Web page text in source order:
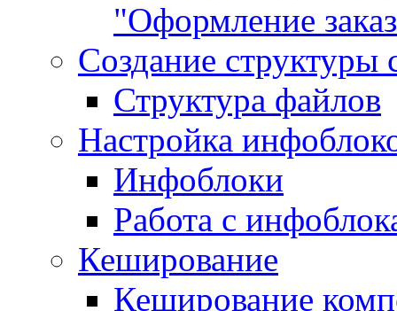
"Оформление
Создание структуры
Структура файлов
Настройка
Инфоблоки
Работа с
Кеширование
Кеширование